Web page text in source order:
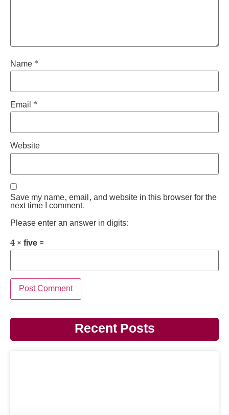
Name *
Email *
Website
Save my name, email, and website in this browser for the
next time I comment.
Please enter an answer in digits:
4 × five =
Recent Posts